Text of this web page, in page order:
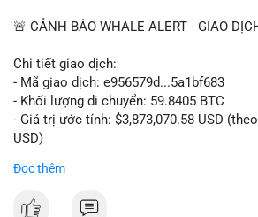
🚨 CẢNH BÁO WHALE ALERT - GIAO
Chi tiết giao dịch:
- Mã giao dịch: e956579d...5a1bf683
- Khối lượng di chuyển: 59.8405 BTC
- Giá trị ước tính: $3,873,070.58 USD
USD)
kích hoạt di chuyển trong mempool. Với
Đọc thêm